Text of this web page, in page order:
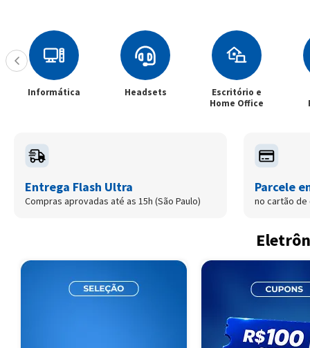
Informática Headsets
Escritório e
Home Office
Entrega Flash Ultra
Compras aprovadas até as 15h (São Paulo)
Parcele
no cartão